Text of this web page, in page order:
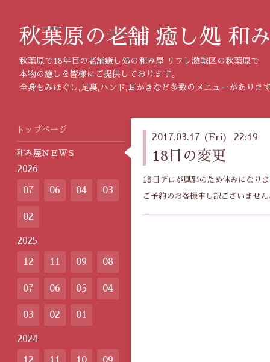
秋葉原の老舗 癒し処 和
秋葉原で18年目の老舗癒し処の和み屋 リフレ激戦区の秋葉原で
本物の癒しを皆様にご提供しております。
全身もみほぐし,足裏,ハンド,耳かきなど多数のメニューがありま
2017.03.17 (Fri) 22:19
18日の変更
18日デロが風邪のため休みになり
ご予約のお客様申し訳ございません
トップページ
和み屋ＮＥＷＳ
2026
07 06 04 03
02
2025
12 11 09 08
07 06 05 04
03 02 01
2024